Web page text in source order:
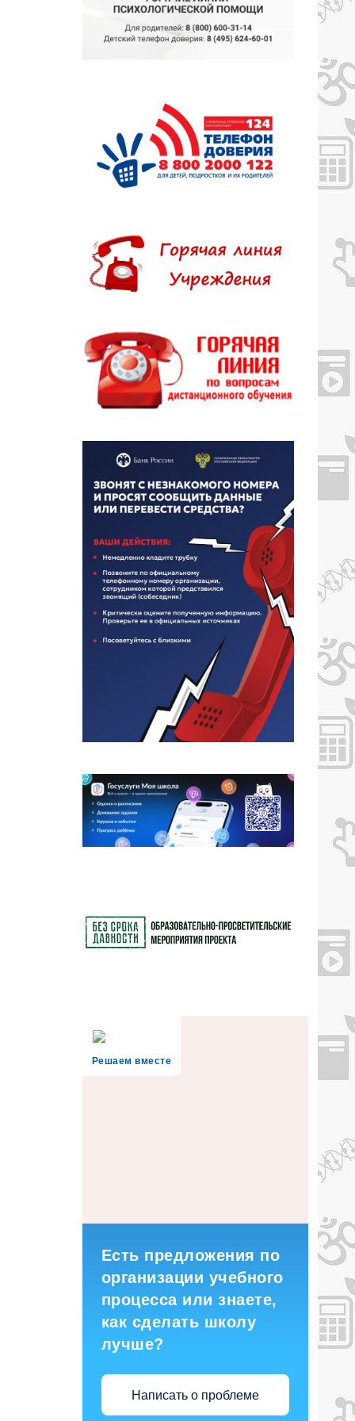
Решаем вместе
Есть предложения по
организации учебного
процесса или знаете,
как сделать школу
лучше?
Написать о проблеме